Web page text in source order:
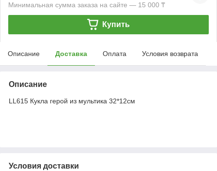
Минимальная сумма заказа на сайте — 15 000 ₸
Купить
Описание Доставка Оплата Условия возврата
Описание
LL615 Кукла герой из мультика 32*12см
Условия доставки